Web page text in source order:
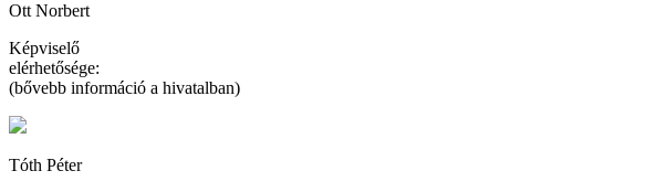
Ott Norbert
Képviselő
elérhetősége:
(bővebb információ a hivatalban)
Tóth Péter